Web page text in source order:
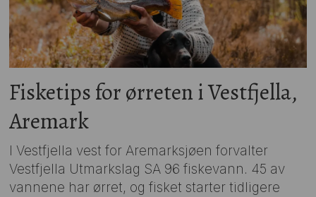
Fisketips for ørreten i Vestfjella,
Aremark
I Vestfjella vest for Aremarksjøen forvalter
Vestfjella Utmarkslag SA 96 fiskevann. 45 av
vannene har ørret, og fisket starter tidligere